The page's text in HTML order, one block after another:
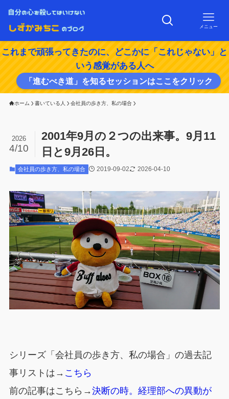
メニュー
これまで頑張ってきたのに、どこかに「これじゃない」と
いう感覚がある人へ
「進むべき道」を知るセッションはここをクリック
ホーム 書いている人 会社員の歩き方、私の場合
2001年9月の２つの出来事。9月11
日と9月26日。
2026
4/10
会社員の歩き方、私の場合 2019-09-02 2026-04-10
シリーズ「会社員の歩き方、私の場合」の過去記
事リストは→ こちら
前の記事はこちら→決断の時。経理部への異動が